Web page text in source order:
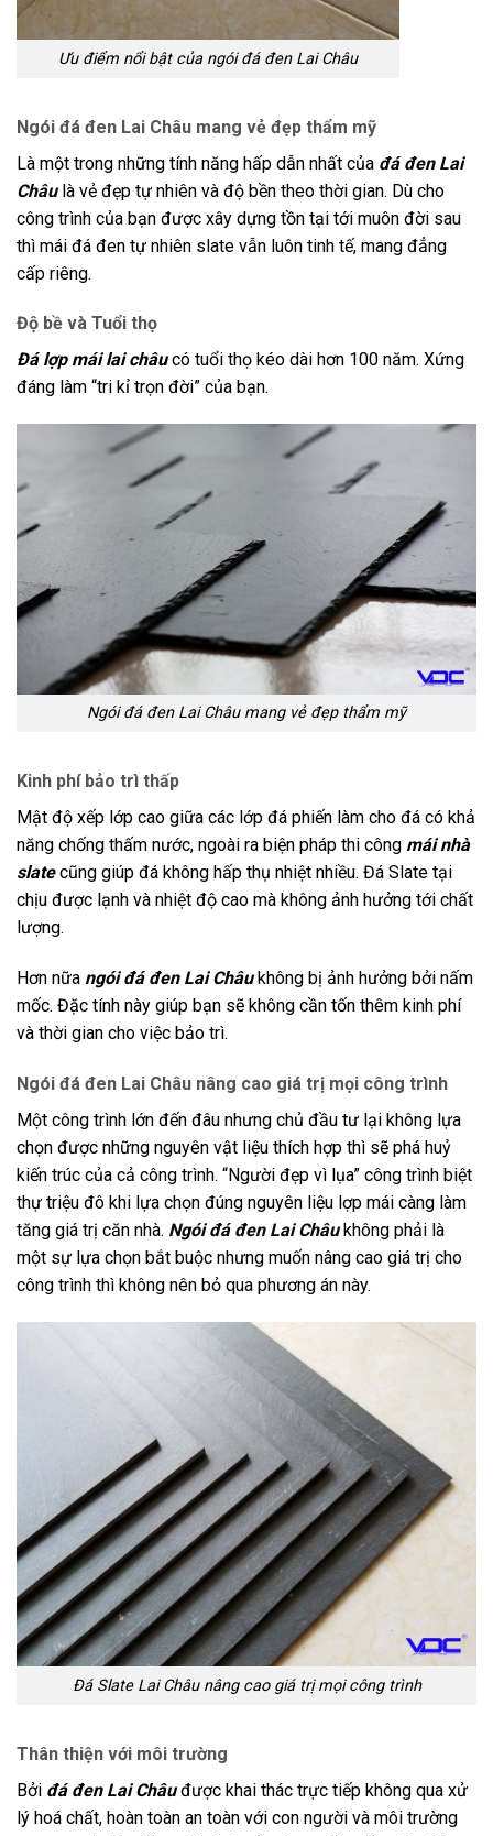
Ưu điểm nổi bật của ngói đá đen Lai Châu
Ngói đá đen Lai Châu mang vẻ đẹp thẩm mỹ
Là một trong những tính năng hấp dẫn nhất của đá đen Lai
Châulà vẻ đẹp tự nhiên và độ bền theo thời gian. Dù cho
công trình của bạn được xây dựng tồn tại tới muôn đời sau
thì mái đá đen tự nhiên slate vẫn luôn tinh tế, mang đẳng
cấp riêng.
Độ bề và Tuổi thọ
Đá lợp mái lai châucó tuổi thọ kéo dài hơn 100 năm. Xứng
đáng làm “tri kỉ trọn đời” của bạn.
Ngói đá đen Lai Châu mang vẻ đẹp thẩm mỹ
Kinh phí bảo trì thấp
Mật độ xếp lớp cao giữa các lớp đá phiến làm cho đá có khả
năng chống thấm nước, ngoài ra biện pháp thi công mái nhà
slatecũng giúp đá không hấp thụ nhiệt nhiều. Đá Slate tại
chịu được lạnh và nhiệt độ cao mà không ảnh hưởng tới chất
lượng.
Hơn nữa ngóiđá đenLai Châukhông bị ảnh hưởng bởi nấm
mốc. Đặc tính này giúp bạn sẽ không cần tốn thêm kinh phí
và thời gian cho việc bảo trì.
Ngói đá đen Lai Châu nâng cao giá trị mọi công trình
Một công trình lớn đến đâu nhưng chủ đầu tư lại không lựa
chọn được những nguyên vật liệu thích hợp thì sẽ phá huỷ
kiến trúc của cả công trình. “Người đẹp vì lụa” công trình biệt
thự triệu đô khi lựa chọn đúng nguyên liệu lợp mái càng làm
tăng giá trị căn nhà. Ngói đá đen Lai Châukhông phải là
một sự lựa chọn bắt buộc nhưng muốn nâng cao giá trị cho
công trình thì không nên bỏ qua phương án này.
Đá Slate Lai Châu nâng cao giá trị mọi công trình
Thân thiện với môi trường
Bởi đá đen Lai Châuđược khai thác trực tiếp không qua xử
lý hoá chất, hoàn toàn an toàn với con người và môi trường